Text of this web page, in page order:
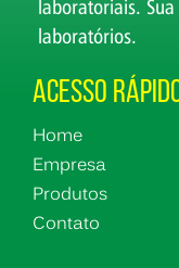
laboratoriais.
laboratórios.
Acesso
Home
Empresa
Produtos
Contato